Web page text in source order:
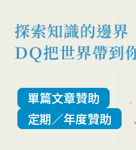
單篇文章贊助
定期／年度贊助